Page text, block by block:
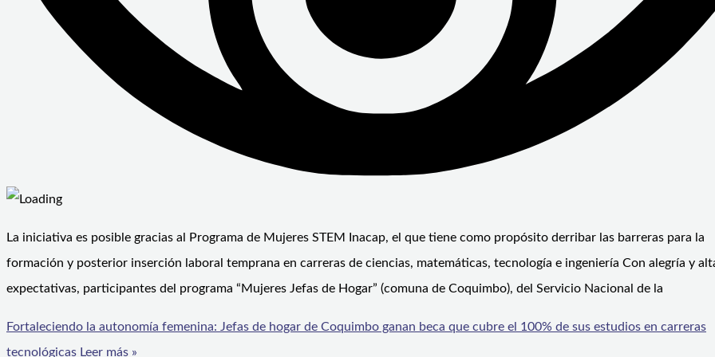
La iniciativa es posible gracias al Programa de Mujeres STEM Inacap, el que tiene como propósito derribar las barreras para la
formación y posterior inserción laboral temprana en carreras de ciencias, matemáticas, tecnología e ingeniería Con alegría y
expectativas, participantes del programa “Mujeres Jefas de Hogar” (comuna de Coquimbo), del Servicio Nacional de la
Fortaleciendo la autonomía femenina: Jefas de hogar de Coquimbo ganan beca que cubre el 100% de sus estudios en carreras
tecnológicas Leer más »